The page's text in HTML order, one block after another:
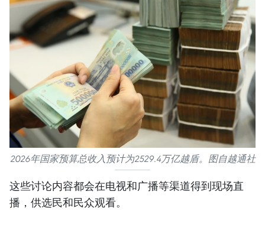
2026年国家预算总收入预计为2529.4万亿越盾。图自越通社
这些讨论内容都会在电视和广播等渠道得到现场直
播，供选民和民众观看。